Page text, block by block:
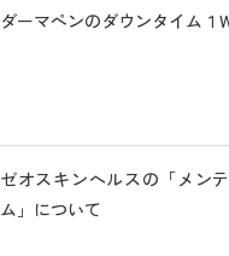
ダーマペンのダウンタイム１
ゼオスキンヘルスの「メン
ム」について